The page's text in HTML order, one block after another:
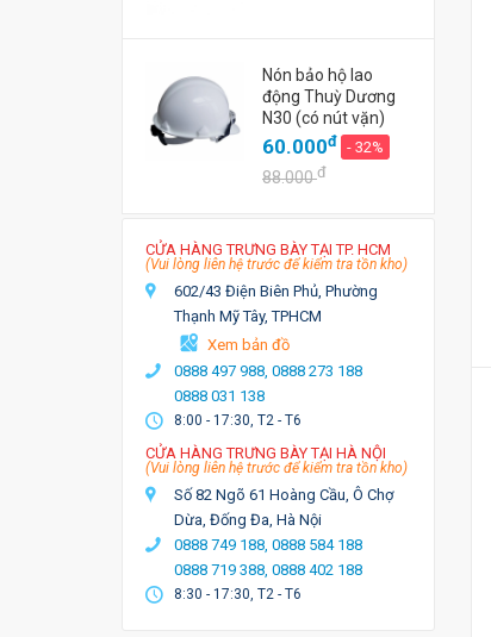
Nón bảo hộ lao
động Thuỳ Dương
N30 (có nút vặn)
60.000đ - 32%
88.000đ
CỬA HÀNG TRƯNG BÀY TẠI TP. HCM
(Vui lòng liên hệ trước để kiểm tra tồn kho)
602/43 Điện Biên Phủ, Phường
Thạnh Mỹ Tây, TPHCM
Xem bản đồ
0888 497 988, 0888 273 188
0888 031 138
8:00 - 17:30, T2 - T6
CỬA HÀNG TRƯNG BÀY TẠI HÀ NỘI
(Vui lòng liên hệ trước để kiểm tra tồn kho)
Số 82 Ngõ 61 Hoàng Cầu, Ô Chợ
Dừa, Đống Đa, Hà Nội
0888 749 188, 0888 584 188
0888 719 388, 0888 402 188
8:30 - 17:30, T2 - T6